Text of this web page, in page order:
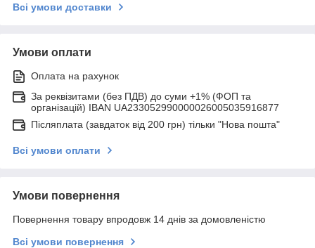
Всі умови доставки
Умови оплати
Оплата на рахунок
За реквізитами (без ПДВ) до суми +1% (ФОП та
організацій) IBAN UA233052990000026005035916877
Післяплата (завдаток від 200 грн) тільки "Нова пошта"
Всі умови оплати
Умови повернення
Повернення товару впродовж 14 днів за домовленістю
Всі умови повернення